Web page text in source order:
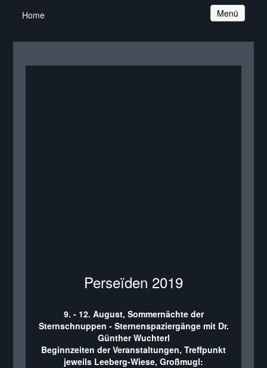
Navigation
Menü
Home
Perseïden 2019
9. - 12. August, Sommernächte der
Sternschnuppen - Sternenspaziergänge mit Dr.
Günther Wuchterl
Beginnzeiten der Veranstaltungen, Treffpunkt
jeweils Leeberg-Wiese, Großmugl: